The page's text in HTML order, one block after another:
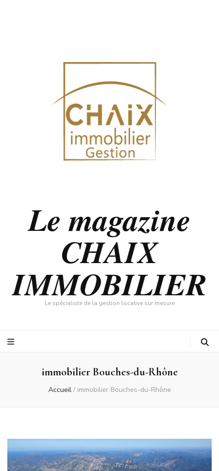
Le magazine
CHAIX
IMMOBILIER
Le spécialiste de la gestion locative sur mesure
immobilier Bouches-du-Rhône
Accueil / immobilier Bouches-du-Rhône